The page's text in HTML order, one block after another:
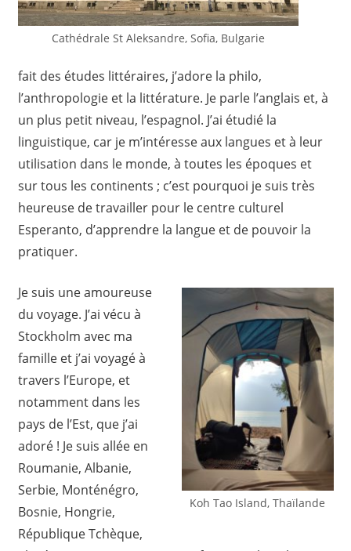
Cathédrale St Aleksandre, Sofia, Bulgarie
fait des études littéraires, j’adore la philo,
l’anthropologie et la littérature. Je parle l’anglais et, à
un plus petit niveau, l’espagnol. J’ai étudié la
linguistique, car je m’intéresse aux langues et à leur
utilisation dans le monde, à toutes les époques et
sur tous les continents ; c’est pourquoi je suis très
heureuse de travailler pour le centre culturel
Esperanto, d’apprendre la langue et de pouvoir la
pratiquer.
Koh Tao Island, Thaïlande
Je suis une amoureuse
du voyage. J’ai vécu à
Stockholm avec ma
famille et j’ai voyagé à
travers l’Europe, et
notamment dans les
pays de l’Est, que j’ai
adoré ! Je suis allée en
Roumanie, Albanie,
Serbie, Monténégro,
Bosnie, Hongrie,
République Tchèque,